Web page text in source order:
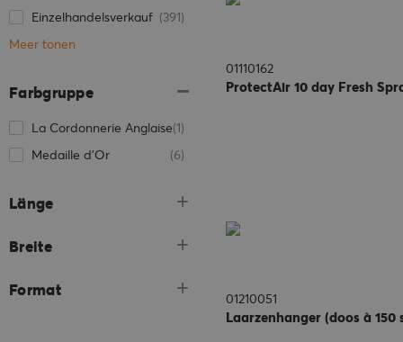
Einzelhandelsverkauf (391)
Meer tonen
Farbgruppe
La Cordonnerie Anglaise(1)
Medaille d'Or
(6)
Länge
Breite
Format
01110162
ProtectAir 10 day Fresh
01210051
Laarzenhanger (doos à 150